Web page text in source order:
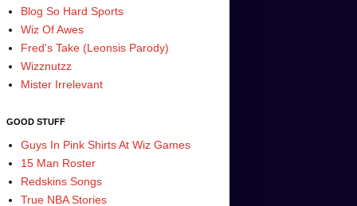
Blog So Hard Sports
Wiz Of Awes
Fred's Take (Leonsis Parody)
Wizznutzz
Mister Irrelevant
GOOD STUFF
Guys In Pink Shirts At Wiz Games
15 Man Roster
Redskins Songs
True NBA Stories